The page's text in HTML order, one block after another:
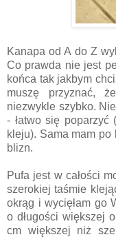
Kanapa od A do Z
Co prawda nie jest
końca tak jakbym
muszę przyznać,
niezwykle szybko.
- łatwo się poparzyć
kleju). Sama mam po
blizn.
Pufa jest w całości
szerokiej taśmie
okrąg i wycięłam go
o długości większej
cm większej niż